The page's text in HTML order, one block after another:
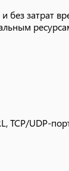
без затрат
TCP/UDP-